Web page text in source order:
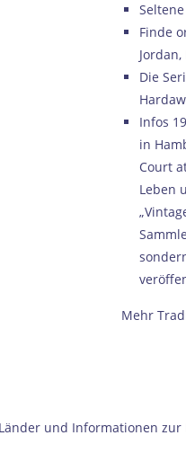
Finde
Die
Infos
in
Court
Leben
Mehr
und Informationen